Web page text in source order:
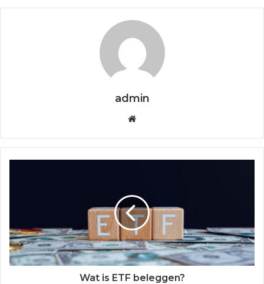
admin
b
s
e
Wat is ETF beleggen?